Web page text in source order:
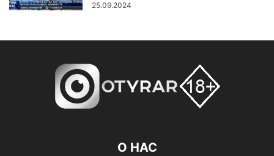
25.09.2024
О НАС